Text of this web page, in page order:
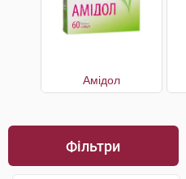
Амідол
Фільтри